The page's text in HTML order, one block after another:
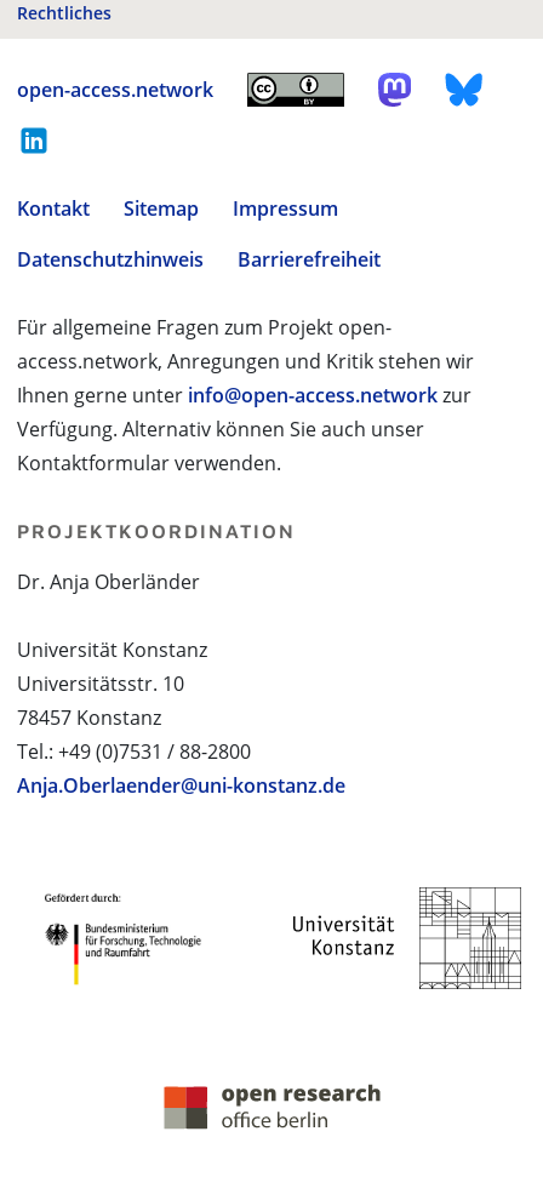
Rechtliches
open-access.network
Kontakt Sitemap
Impressum
Datenschutzhinweis
Barrierefreiheit
Für allgemeine Fragen zum Projekt open-
access.network, Anregungen und Kritik stehen wir
Ihnen gerne unter info@open-access.networkzur
Verfügung. Alternativ können Sie auch unser
Kontaktformular verwenden.
PROJEKTKOORDINATION
Dr. Anja Oberländer
Universität Konstanz
Universitätsstr. 10
78457 Konstanz
Tel.: +49 (0)7531 / 88-2800
Anja.Oberlaender@uni-konstanz.de